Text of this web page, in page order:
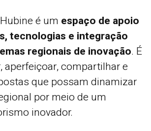
é um espaço de apoio
tecnologias e integração
regionais de inovação. É
aperfeiçoar, compartilhar e
que possam dinamizar
por meio de um
inovador.